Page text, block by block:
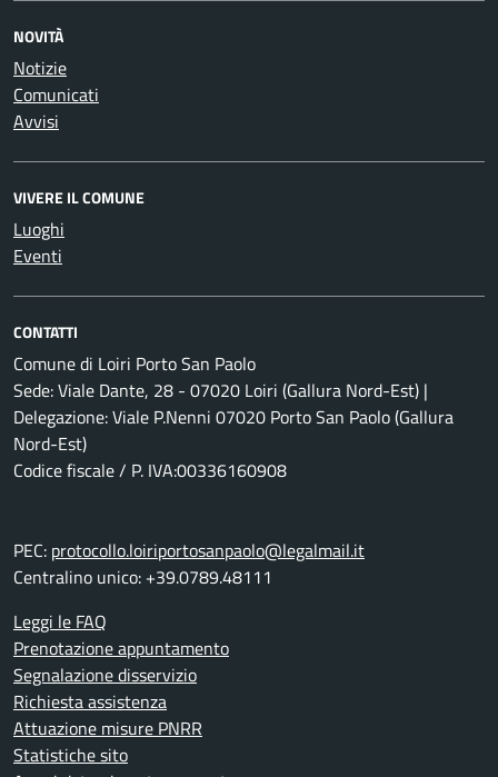
NOVITÀ
Notizie
Comunicati
Avvisi
VIVERE IL COMUNE
Luoghi
Eventi
CONTATTI
Comune di Loiri Porto San Paolo
Sede: Viale Dante, 28 - 07020 Loiri (Gallura Nord-Est) |
Delegazione: Viale P.Nenni 07020 Porto San Paolo (Gallura
Nord-Est)
Codice fiscale / P. IVA:00336160908
PEC: protocollo.loiriportosanpaolo@legalmail.it
Centralino unico: +39.0789.48111
Leggi le FAQ
Prenotazione appuntamento
Segnalazione disservizio
Richiesta assistenza
Attuazione misure PNRR
Statistiche sito